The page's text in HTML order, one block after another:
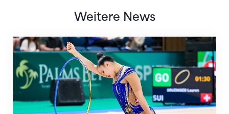
Weitere News
Nächster Halt: Weltmeisterschaft